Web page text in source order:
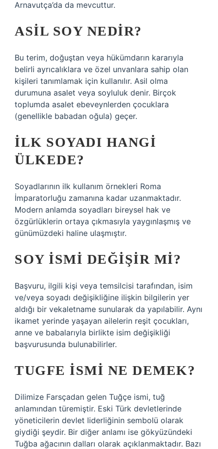
Arnavutça’da da mevcuttur.
ASIL SOY NEDIR?
Bu terim, doğuştan veya hükümdarın kararıyla
belirli ayrıcalıklara ve özel unvanlara sahip olan
kişileri tanımlamak için kullanılır. Asil olma
durumuna asalet veya soyluluk denir. Birçok
toplumda asalet ebeveynlerden çocuklara
(genellikle babadan oğula) geçer.
İLK SOYADI HANGI
ÜLKEDE?
Soyadlarının ilk kullanım örnekleri Roma
İmparatorluğu zamanına kadar uzanmaktadır.
Modern anlamda soyadları bireysel hak ve
özgürlüklerin ortaya çıkmasıyla yaygınlaşmış ve
günümüzdeki haline ulaşmıştır.
SOY ISMI DEĞIŞIR MI?
Başvuru, ilgili kişi veya temsilcisi tarafından, isim
ve/veya soyadı değişikliğine ilişkin bilgilerin yer
aldığı bir vekaletname sunularak da yapılabilir. Aynı
ikamet yerinde yaşayan ailelerin reşit çocukları,
anne ve babalarıyla birlikte isim değişikliği
başvurusunda bulunabilirler.
TUGFE ISMI NE DEMEK?
Dilimize Farsçadan gelen Tuğçe ismi, tuğ
anlamından türemiştir. Eski Türk devletlerinde
yöneticilerin devlet liderliğinin sembolü olarak
giydiği şeydir. Bir diğer anlamı ise gökyüzündeki
Tuğba ağacının dalları olarak açıklanmaktadır. Bazı